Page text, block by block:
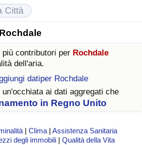
contributori per Rochdale
dell'aria.
datiper Rochdale
ai dati aggregati che
in Regno Unito
|Clima |Assistenza Sanitaria
degli immobili |Qualità della Vita
Vita (corrente)
Vita
Vita per Nazione
Case (Corrente)
Case
Case per Nazione
della Vita
della Vita (Corrente)
della vita per Paese